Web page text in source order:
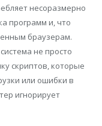
несоразмерно
программ и, что
браузерам.
не просто
скриптов, которые
или ошибки в
игнорирует